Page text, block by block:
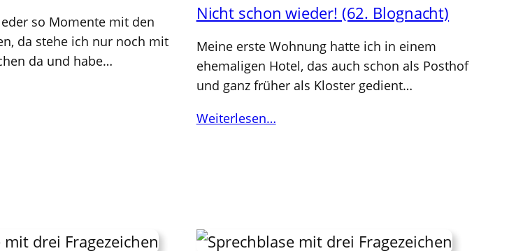
so Momente mit den
da stehe ich nur noch mit
da und habe…
Nicht schon wieder! (62. Blognacht)
Meine erste Wohnung hatte ich in einem
ehemaligen Hotel, das auch schon als Posthof
und ganz früher als Kloster gedient…
Weiterlesen…